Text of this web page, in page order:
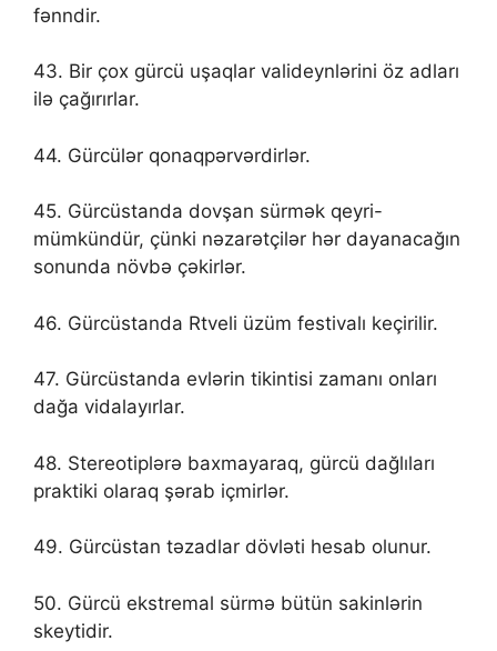
fənndir.
43. Bir çox gürcü uşaqlar valideynlərini öz adları
ilə çağırırlar.
44. Gürcülər qonaqpərvərdirlər.
45. Gürcüstanda dovşan sürmək qeyri-
mümkündür, çünki nəzarətçilər hər dayanacağın
sonunda növbə çəkirlər.
46. Gürcüstanda Rtveli üzüm festivalı keçirilir.
47. Gürcüstanda evlərin tikintisi zamanı onları
dağa vidalayırlar.
48. Stereotiplərə baxmayaraq, gürcü dağlıları
praktiki olaraq şərab içmirlər.
49. Gürcüstan təzadlar dövləti hesab olunur.
50. Gürcü ekstremal sürmə bütün sakinlərin
skeytidir.